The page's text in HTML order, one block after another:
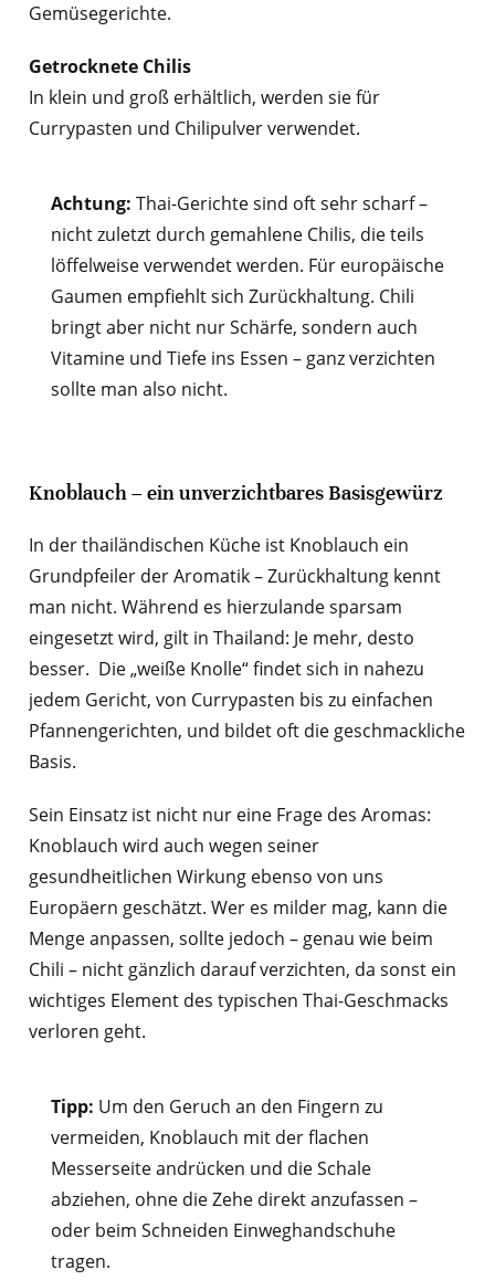
Gemüsegerichte.
Getrocknete Chilis
In klein und groß erhältlich, werden sie für
Currypasten und Chilipulver verwendet.
Achtung: Thai-Gerichte sind oft sehr scharf –
nicht zuletzt durch gemahlene Chilis, die teils
löffelweise verwendet werden. Für europäische
Gaumen empfiehlt sich Zurückhaltung. Chili
bringt aber nicht nur Schärfe, sondern auch
Vitamine und Tiefe ins Essen – ganz verzichten
sollte man also nicht.
Knoblauch – ein unverzichtbares Basisgewürz
In der thailändischen Küche ist Knoblauch ein
Grundpfeiler der Aromatik – Zurückhaltung kennt
man nicht. Während es hierzulande sparsam
eingesetzt wird, gilt in Thailand: Je mehr, desto
besser. Die „weiße Knolle“ findet sich in nahezu
jedem Gericht, von Currypasten bis zu einfachen
Pfannengerichten, und bildet oft die geschmackliche
Basis.
Sein Einsatz ist nicht nur eine Frage des Aromas:
Knoblauch wird auch wegen seiner
gesundheitlichen Wirkung ebenso von uns
Europäern geschätzt. Wer es milder mag, kann die
Menge anpassen, sollte jedoch – genau wie beim
Chili – nicht gänzlich darauf verzichten, da sonst ein
wichtiges Element des typischen Thai-Geschmacks
verloren geht.
Tipp: Um den Geruch an den Fingern zu
vermeiden, Knoblauch mit der flachen
Messerseite andrücken und die Schale
abziehen, ohne die Zehe direkt anzufassen –
oder beim Schneiden Einweghandschuhe
tragen.